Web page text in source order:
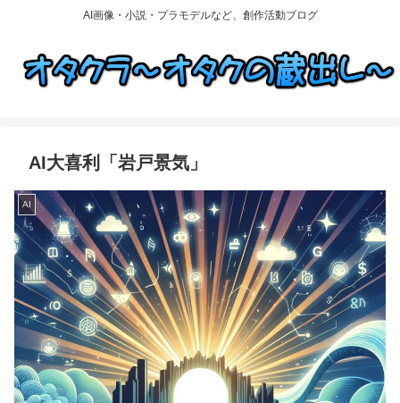
AI画像・小説・プラモデルなど、創作活動ブログ
AI大喜利「岩戸景気」
AI